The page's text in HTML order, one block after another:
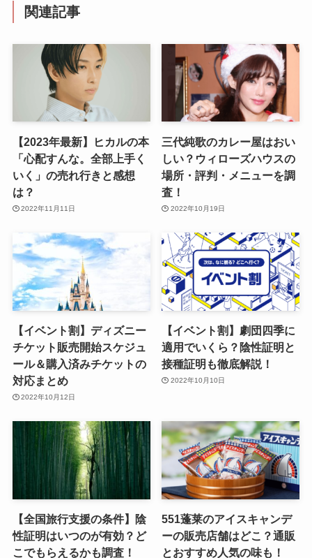
関連記事
【2023年最新】ヒカルの本
「心配すんな。全部上手く
いく」の売れ行きと感想
は？
2022年11月11日
三代純歌のカレー屋はおい
しい？ウィローズハウスの
場所・評判・メニューを調
査！
2022年10月19日
【イベント割】ディズニー
チケット販売開始スケジュ
ール＆購入済みチケットの
対応まとめ
2022年10月12日
【イベント割】劇団四季に
適用でいくら？陰性証明と
接種証明も徹底解説！
2022年10月10日
【全国旅行支援の条件】陰
性証明はいつのが有効？ど
こでもらえるかも調査！
551蓬莱のアイスキャンデ
ーの販売店舗はどこ？通販
とおすすめ人気の味も！